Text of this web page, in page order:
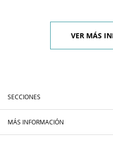
VER MÁS
SECCIONES
MÁS INFORMACIÓN